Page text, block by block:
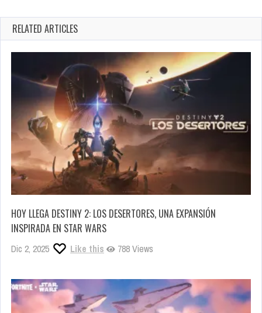
RELATED ARTICLES
HOY LLEGA DESTINY 2: LOS DESERTORES, UNA EXPANSIÓN
INSPIRADA EN STAR WARS
Dic 2, 2025 Like this 788 Views